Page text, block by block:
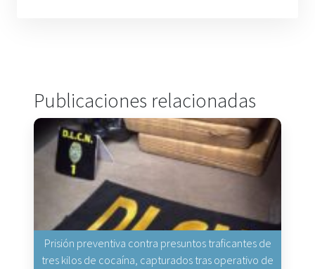
Publicaciones relacionadas
Prisión preventiva contra presuntos traficantes de
tres kilos de cocaína, capturados tras operativo de